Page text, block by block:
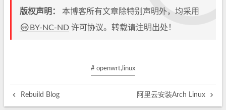
版权声明： 本博客所有文章除特别声明外，均采用
BY-NC-ND 许可协议。转载请注明出处！
# openwrt,linux
Rebuild Blog 阿里云安装Arch Linux